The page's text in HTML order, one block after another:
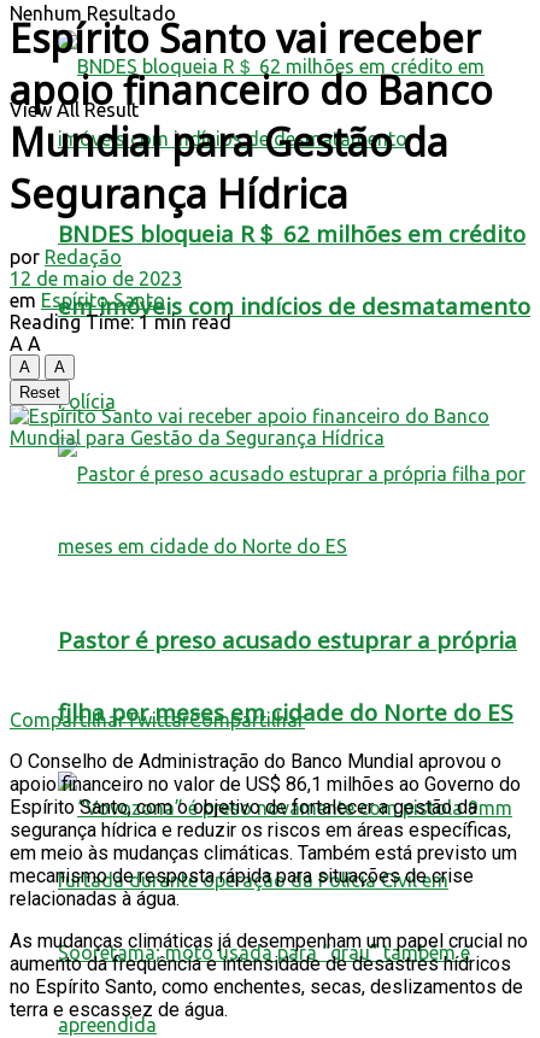
BNDES bloqueia R＄ 62 milhões em crédito
em imóveis com indícios de desmatamento
Polícia
Pastor é preso acusado estuprar a própria
filha por meses em cidade do Norte do ES
Nenhum Resultado
View All Result
Espírito Santo vai receber
apoio financeiro do Banco
Mundial para Gestão da
Segurança Hídrica
por Redação
12 de maio de 2023
em Espírito Santo
Reading Time: 1 min read
A A
A
A
Reset
CompartilharTwittarCompartilhar
O Conselho de Administração do Banco Mundial aprovou o
apoio financeiro no valor de US$ 86,1 milhões ao Governo do
Espírito Santo, com o objetivo de fortalecer a gestão da
segurança hídrica e reduzir os riscos em áreas específicas,
em meio às mudanças climáticas. Também está previsto um
mecanismo de resposta rápida para situações de crise
relacionadas à água.
As mudanças climáticas já desempenham um papel crucial no
aumento da frequência e intensidade de desastres hídricos
no Espírito Santo, como enchentes, secas, deslizamentos de
terra e escassez de água.